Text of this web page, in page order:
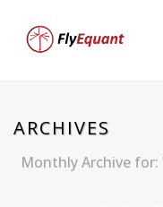
ARCHIVES
Monthly Archive for: